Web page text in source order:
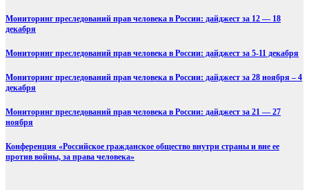
Мониторинг преследований прав человека в России: дайджест за 12 — 18
декабря
Мониторинг преследований прав человека в России: дайджест за 5-11 декабря
Мониторинг преследований прав человека в России: дайджест за 28 ноября – 4
декабря
Мониторинг преследований прав человека в России: дайджест за 21 — 27
ноября
Конференция «Российское гражданское общество внутри страны и вне ее
против войны, за права человека»